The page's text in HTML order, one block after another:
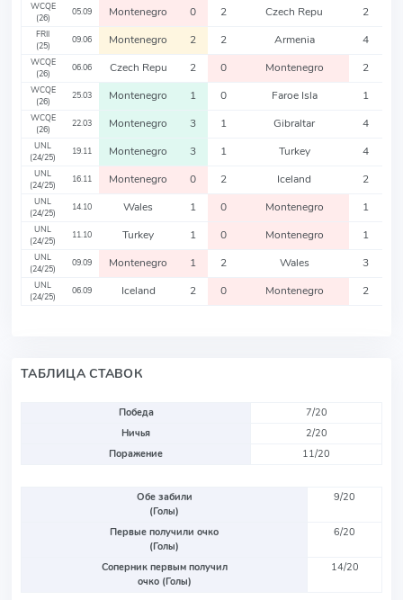
WCQE
(26)
05.09 Montenegro 0 2 Czech Repu 2
FRII
(25)
09.06 Montenegro 2 2 Armenia 4
WCQE
(26)
06.06 Czech Repu 2 0 Montenegro 2
WCQE
(26)
25.03 Montenegro 1 0 Faroe Isla 1
WCQE
(26)
22.03 Montenegro 3 1 Gibraltar 4
UNL
(24/25)
19.11 Montenegro 3 1 Turkey 4
UNL
(24/25)
16.11 Montenegro 0 2 Iceland 2
UNL
(24/25)
14.10 Wales 1 0 Montenegro 1
UNL
(24/25)
11.10 Turkey 1 0 Montenegro 1
UNL
(24/25)
09.09 Montenegro 1 2 Wales 3
UNL
(24/25)
06.09 Iceland 2 0 Montenegro 2
ТАБЛИЦА СТАВОК
Победа
7/20
Ничья
2/20
Поражение
11/20
Обе забили
(Голы)
9/20
Первые получили очко
(Голы)
6/20
Соперник первым получил
очко (Голы)
14/20